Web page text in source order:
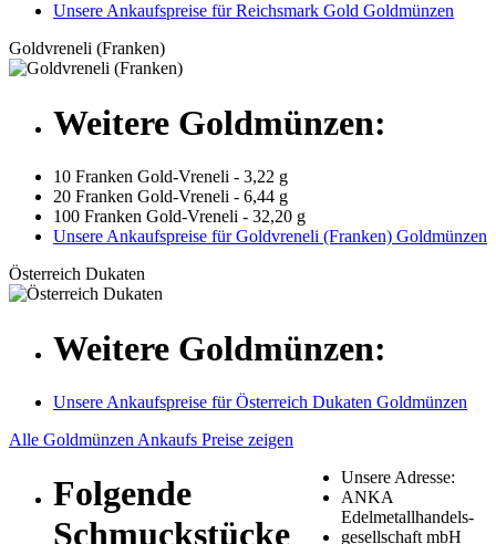
Unsere Ankaufspreise für Reichsmark Gold Goldmünzen
Goldvreneli (Franken)
Weitere Goldmünzen:
10 Franken Gold-Vreneli - 3,22 g
20 Franken Gold-Vreneli - 6,44 g
100 Franken Gold-Vreneli - 32,20 g
Unsere Ankaufspreise für Goldvreneli (Franken) Goldmünzen
Österreich Dukaten
Weitere Goldmünzen:
Unsere Ankaufspreise für Österreich Dukaten Goldmünzen
Alle Goldmünzen Ankaufs Preise zeigen
Folgende
Schmuckstücke
Unsere Adresse:
ANKA
Edelmetallhandels-
gesellschaft mbH